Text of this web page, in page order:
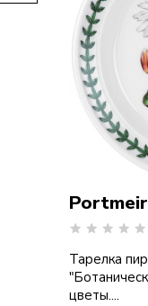
Тарелка
цветы....